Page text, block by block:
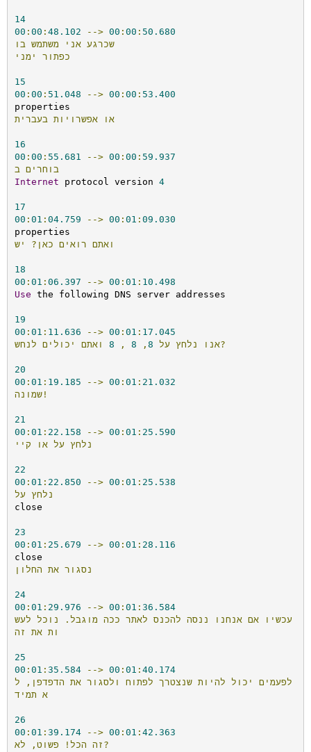
14
00 : 00 : 48.102 --> 00 : 00 : 50.680
שכרגע אני משתמש בו
כפתור
ימני
15
00 : 00 : 51.048 --> 00 : 00 : 53.400
או
אפשרויות בעברית
16
00 : 00 : 55.681 --> 00 : 00 : 59.937
בוחרים ב
Internet protocol version 4
17
00 : 01 : 04.759 --> 00 : 01 : 09.030
ואתם רואים כאן? יש
18
00 : 01 : 06.397 --> 00 : 01 : 10.498
Use the following DNS server addresses
19
00 : 01 : 11.636 --> 00 : 01 : 17.045
אנו
נלחץ על 8
,
8
,
8 ואתם יכולים לנחש?
20
00 : 01 : 19.185 --> 00 : 01 : 21.032
שמונה!
21
00 : 01 : 22.158 --> 00 : 01 : 25.590
נלחץ
על או קיי
22
00 : 01 : 22.850 --> 00 : 01 : 25.538
נלחץ
על
close
23
00 : 01 : 25.679 --> 00 : 01 : 28.116
נסגור את החלון
24
00 : 01 : 29.976 --> 00 : 01 : 36.584
עכשיו
אם אנחנו ננסה להכנס לאתר ככה מוגבל. נוכל
לעש
ות את זה
25
00 : 01 : 35.584 --> 00 : 01 : 40.174
לפעמים
יכול להיות שנצטרך לפתוח ולסגור את הדפדפן,
ל
א תמיד
26
00 : 01 : 39.174 --> 00 : 01 : 42.363
זה הכל! פשוט, לא?